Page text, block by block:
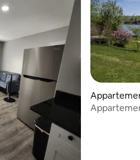
commentaires : 4,97 sur 5